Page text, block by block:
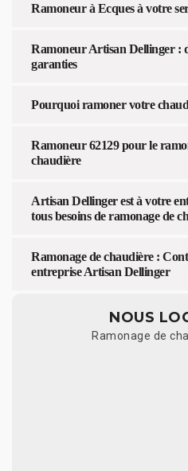
Ramoneur à Ecques à votre
Ramoneur Artisan Dellinger :
garanties
Pourquoi ramoner votre
Ramoneur 62129 pour le
chaudière
Artisan Dellinger est à votre
tous besoins de ramonage de
Ramonage de chaudière :
entreprise Artisan Dellinger
NOUS
Ramonage de